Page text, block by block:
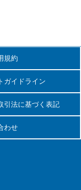
規約
ガイドライン
引法に基づく表記
わせ